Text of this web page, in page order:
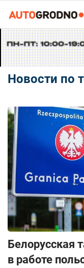
Новости по
Белорусская
в работе